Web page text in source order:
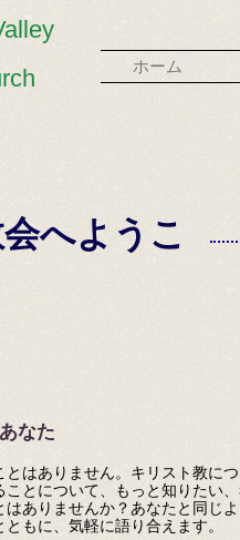
ホーム
へようこ
なた
はありません。キリスト教につ
ことについて、もっと知りたい
はありませんか？あなたと同じ
もに、気軽に語り合えます。